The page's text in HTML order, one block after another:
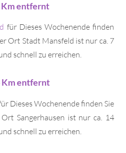
Km entfernt
für Dieses Wochenende finden
Ort Stadt Mansfeld ist nur ca. 7
schnell zu erreichen.
Km entfernt
Dieses Wochenende finden Sie
Sangerhausen ist nur ca. 14
schnell zu erreichen.